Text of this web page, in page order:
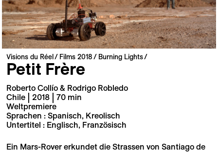
Visions du Réel Films 2018 Burning Lights
Petit Frère
Roberto Collío & Rodrigo Robledo
Chile | 2018 | 70 min
Weltpremiere
Sprachen : Spanisch, Kreolisch
Untertitel : Englisch, Französisch
Ein Mars-Rover erkundet die Strassen von Santiago de